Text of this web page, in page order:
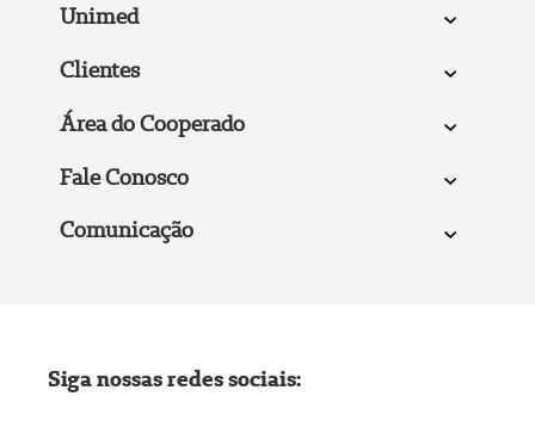
Unimed
Clientes
Área do Cooperado
Fale Conosco
Comunicação
Siga nossas redes sociais: